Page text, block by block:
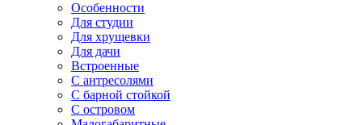
Особенности
Для студии
Для хрущевки
Для дачи
Встроенные
С антресолями
С барной стойкой
С островом